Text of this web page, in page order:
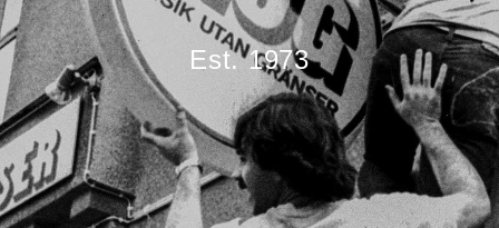
Est. 1973